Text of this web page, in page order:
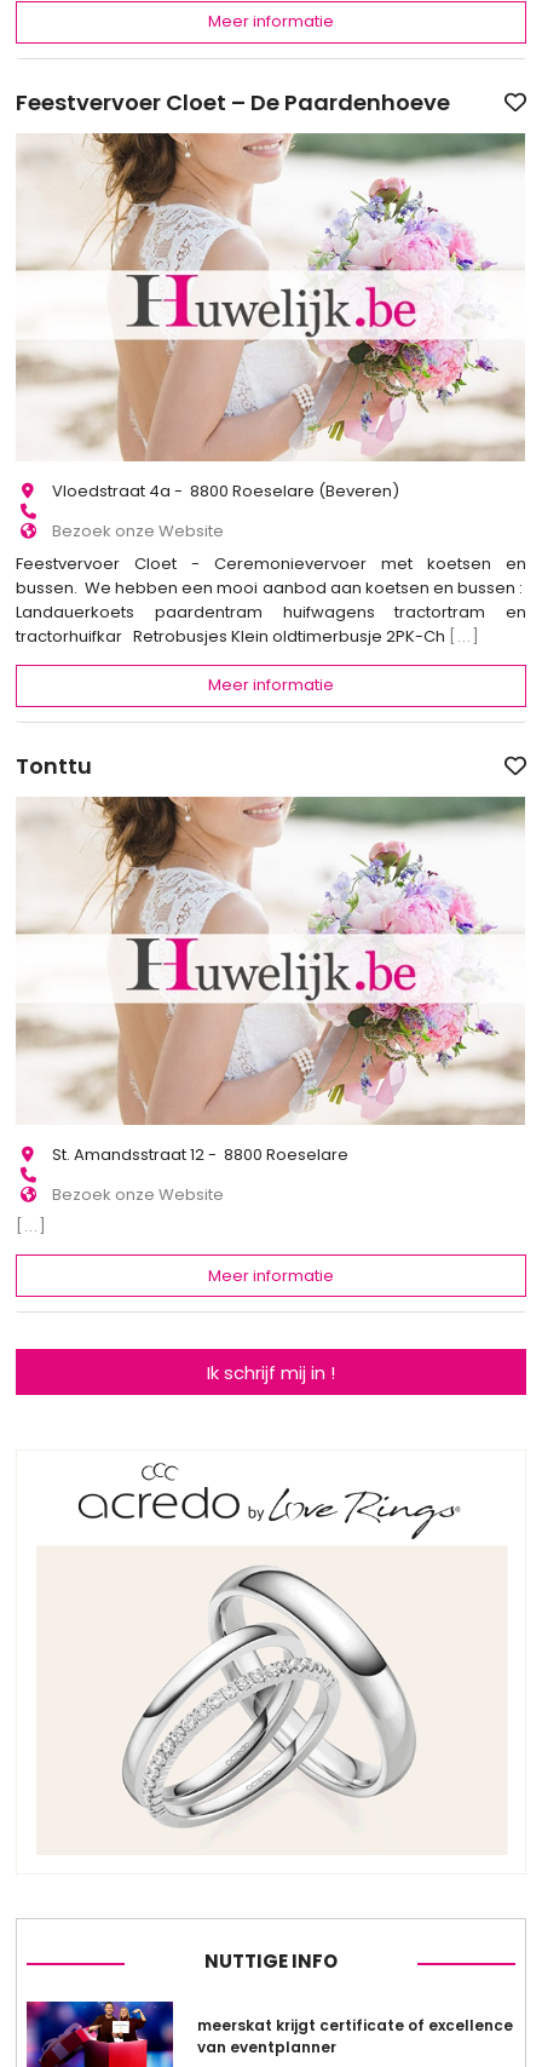
Meer informatie
Feestvervoer Cloet – De Paardenhoeve
Vloedstraat 4a - 8800 Roeselare (Beveren)
Bezoek onze Website
Feestvervoer Cloet - Ceremonievervoer met koetsen en
bussen. We hebben een mooi aanbod aan koetsen en bussen :
Landauerkoets paardentram huifwagens tractortram en
tractorhuifkar Retrobusjes Klein oldtimerbusje 2PK-Ch [...]
Meer informatie
Tonttu
St. Amandsstraat 12 - 8800 Roeselare
Bezoek onze Website
[...]
Meer informatie
Ik schrijf mij in !
NUTTIGE INFO
meerskat krijgt certificate of excellence
van eventplanner